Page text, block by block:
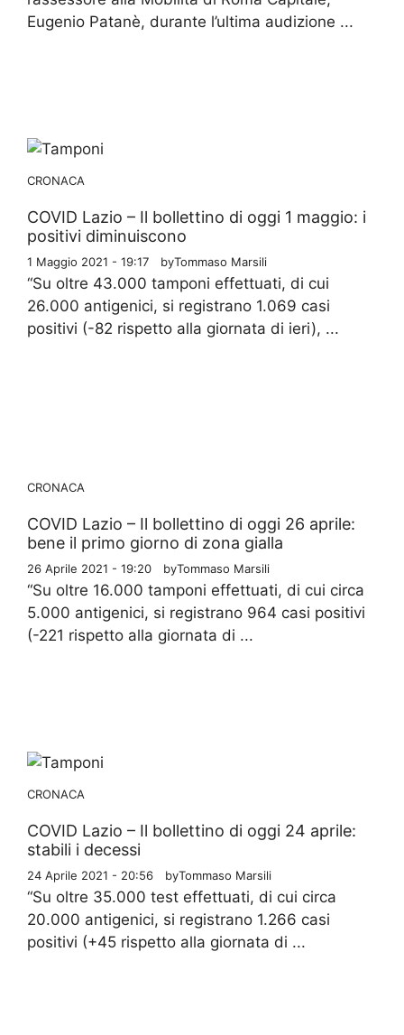
Eugenio Patanè, durante l’ultima audizione ...
CRONACA
COVID Lazio – Il bollettino di oggi 1 maggio: i
positivi diminuiscono
1 Maggio 2021 - 19:17 byTommaso Marsili
“Su oltre 43.000 tamponi effettuati, di cui
26.000 antigenici, si registrano 1.069 casi
positivi (-82 rispetto alla giornata di ieri), ...
CRONACA
COVID Lazio – Il bollettino di oggi 26 aprile:
bene il primo giorno di zona gialla
26 Aprile 2021 - 19:20 byTommaso Marsili
“Su oltre 16.000 tamponi effettuati, di cui circa
5.000 antigenici, si registrano 964 casi positivi
(-221 rispetto alla giornata di ...
CRONACA
COVID Lazio – Il bollettino di oggi 24 aprile:
stabili i decessi
24 Aprile 2021 - 20:56 byTommaso Marsili
“Su oltre 35.000 test effettuati, di cui circa
20.000 antigenici, si registrano 1.266 casi
positivi (+45 rispetto alla giornata di ...